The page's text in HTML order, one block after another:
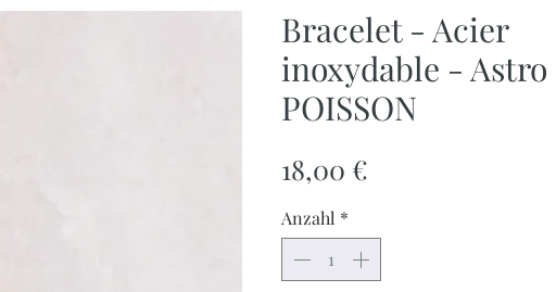
Bracelet - Acier
inoxydable - Astro
POISSON
18,00 €
Anzahl *